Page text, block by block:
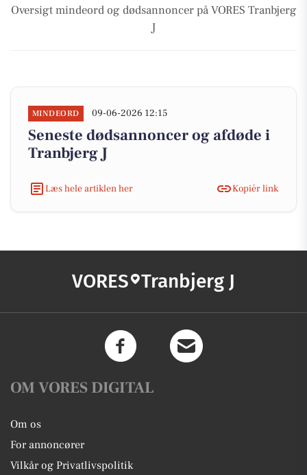
Oversigt mindeord og dødsannoncer på VORES Tranbjerg
J
MINDEORD 09-06-2026 12:15
Seneste dødsannoncer og afdøde i
Tranbjerg J
Læs hele artiklen her Kopiér link
VORES Tranbjerg J
OM VORES DIGITAL
Om os
For annoncører
Vilkår og Privatlivspolitik